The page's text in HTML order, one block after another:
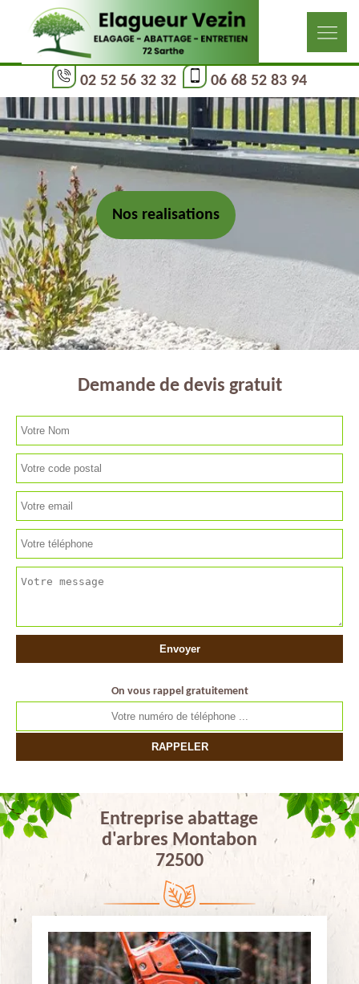
02 52 56 32 32 06 68 52 83 94
Nos realisations
Demande de devis gratuit
On vous rappel gratuitement
Entreprise abattage
d'arbres Montabon
72500